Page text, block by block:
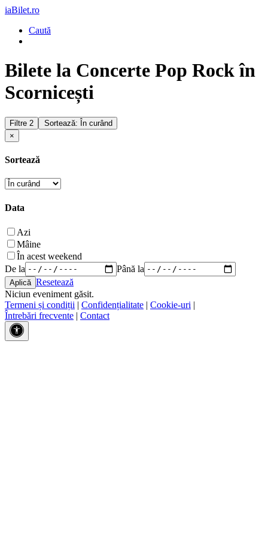
iaBilet.ro
Caută
Bilete la Concerte Pop Rock în
Scornicești
Filtre 2
Sortează: În curând
×
Sortează
Data
Azi
Mâine
În acest weekend
De la
Până la
Resetează
Niciun eveniment găsit.
Termeni și condiții | Confidențialitate | Cookie-uri |
Întrebări frecvente | Contact